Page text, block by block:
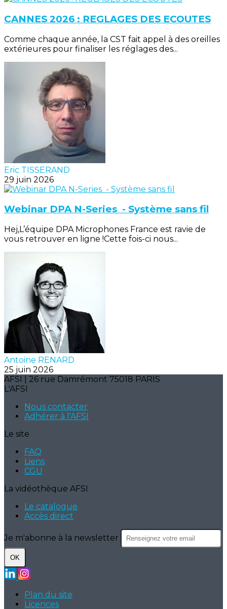
CANNES 2026 : REGLAGES DES ECOUTES
Comme chaque année, la CST fait appel à des oreilles
extérieures pour finaliser les réglages des...
Eric TISSERAND
29 juin 2026
Webinar DPA N-Series - Système sans fil
Hej,L’équipe DPA Microphones France est ravie de
vous retrouver en ligne !Cette fois-ci nous...
Antoine RENARD
25 juin 2026
AFSI | 26 rue Damrémont 75018 PARIS
L'AFSI
Nous contacter
Adhérer à l'AFSI
Le site
FAQ
Liens
CGU
La vidéothèque AFSI
Le catalogue
Accès direct
Je m'abonne à la newsletter
OK
Plan du site
Licences